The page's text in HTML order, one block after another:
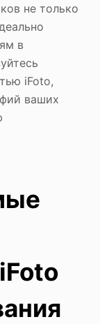
не только
в
iFoto,
ваших